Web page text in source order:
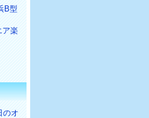
B型
ア楽
のオ